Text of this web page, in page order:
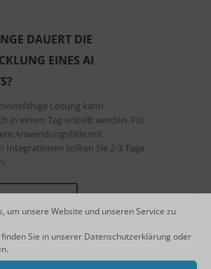
um unsere Website und unseren Service zu
Sie in unserer Datenschutzerklärungoder
.
DAUERT DIE
EINES AI
Lösung kann
in einem Tag erstellt werden. Für
Anwendungsfälle mit
Integrationen sollten Sie 2-3 Tage
LESEN